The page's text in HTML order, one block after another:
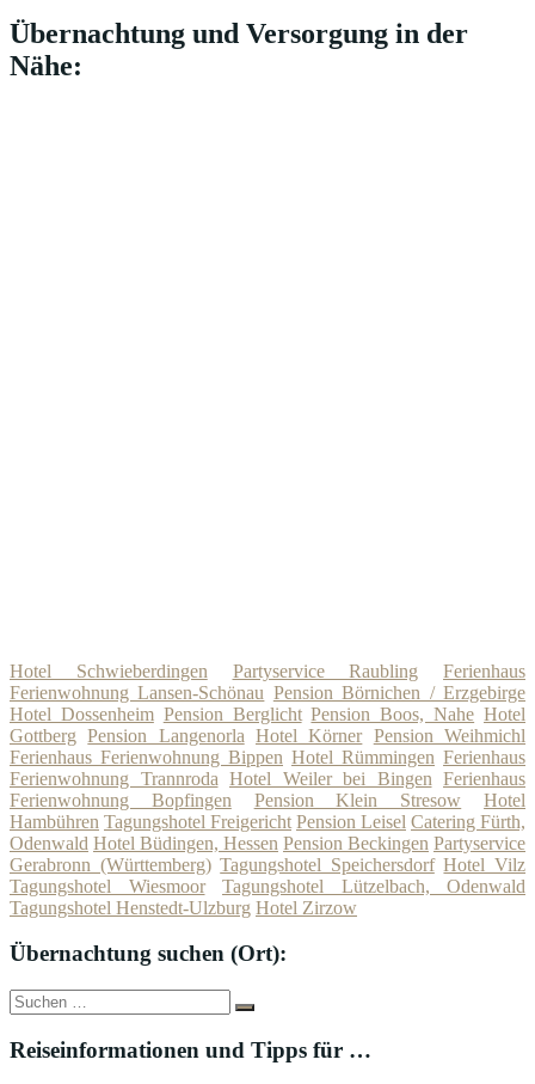
Übernachtung und Versorgung in der
Nähe:
Hotel Schwieberdingen Partyservice Raubling
Ferienhaus
Ferienwohnung Lansen-Schönau Pension Börnichen / Erzgebirge
Hotel Dossenheim Pension Berglicht Pension Boos, Nahe Hotel
Gottberg
Pension Langenorla Hotel Körner Pension Weihmichl
Ferienhaus Ferienwohnung Bippen Hotel Rümmingen Ferienhaus
Ferienwohnung Trannroda Hotel Weiler bei Bingen Ferienhaus
Ferienwohnung Bopfingen
Pension Klein Stresow
Hotel
Hambühren Tagungshotel Freigericht Pension Leisel Catering Fürth,
Odenwald Hotel Büdingen, Hessen Pension Beckingen Partyservice
Gerabronn (Württemberg) Tagungshotel Speichersdorf Hotel Vilz
Tagungshotel Wiesmoor
Tagungshotel Lützelbach, Odenwald
Tagungshotel Henstedt-Ulzburg Hotel Zirzow
Übernachtung suchen (Ort):
Suche
nach:
Suchen
Reiseinformationen und Tipps für …